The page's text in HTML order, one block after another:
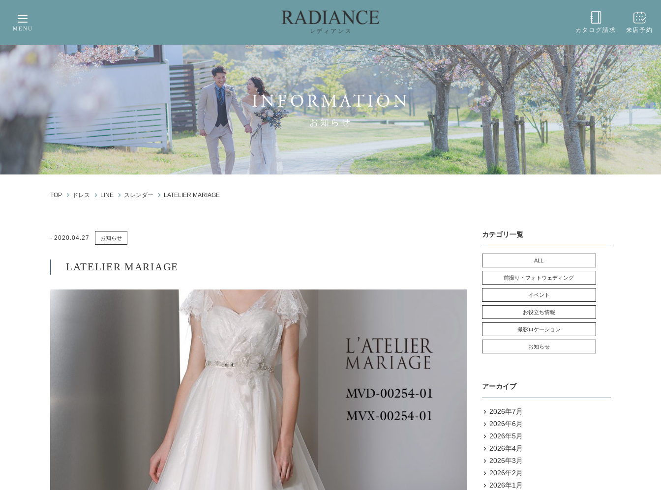
MENU カタログ請求 来店予約
お問い合わせ
INFORMATION
お知らせ
TOP ドレス LINE スレンダー LATELIER MARIAGE
2020.04.27 お知らせ
LATELIER MARIAGE
カテゴリ一覧
ALL
前撮り・フォトウェディング
イベント
お役立ち情報
撮影ロケーション
お知らせ
アーカイブ
2026年7月
2026年6月
2026年5月
2026年4月
2026年3月
2026年2月
2026年1月